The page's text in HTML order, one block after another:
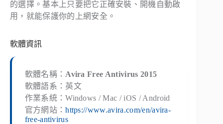
的選擇。基本上只要把它正確安裝、開機自動啟
用，就能保護你的上網安全。
軟體資訊
軟體名稱： Avira Free Antivirus 2015
軟體語系：英文
作業系統：Windows / Mac / iOS / Android
官方網站：https://www.avira.com/en/avira-
free-antivirus